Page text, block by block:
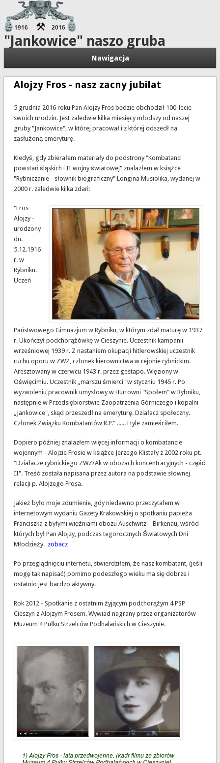
"Jankowice" naszo gruba
Nawigacja
Alojzy Fros - nasz zacny jubilat
5 grudnia 2016 roku Pan Alojzy Fros będzie obchodził 100-lecie
swoich urodzin. Jest zaledwie kilka miesięcy młodszy od naszej
gruby "Jankowice", w której pracował i z której odszedł na
zasłużoną emeryturę.
Kiedyś, gdy zbierałem materiały do podstrony "Kombatanci
powstań śląskich i II wojny światowej" znalazłem w książce
"Rybniczanie - słownik biograficzny" Longina Musiolika, wydanej w
2000 r. zaledwie kilka zdań:
"Fros
Alojzy -
urodzony
dn.
5.12.1916
r. w
Rybniku.
Uczeń
Państwowego Gimnazjum w Rybniku, w którym zdał maturę w 1937
r. Ukończył podchorążówkę w Cieszynie. Uczestnik kampanii
wrześniowej 1939 r. Z nastaniem okupacji hitlerowskiej uczestnik
ruchu oporu w ZWZ, członek kierownictwa w rejonie rybnickim.
Aresztowany w czerwcu 1943 r. przez gestapo. Więziony w
Oświęcimiu. Uczestnik „marszu śmierci" w styczniu 1945 r. Po
wyzwoleniu pracownik umysłowy w Hurtowni "Społem" w Rybniku,
następnie w Przedsiębiorstwie Zaopatrzenia Górniczego i kopalni
„Jankowice", skąd przeszedł na emeryturę. Działacz społeczny.
Członek Związku Kombatantów R.P." ...... i tyle zamieściłem.
Dopiero później znalazłem więcej informacji o kombatancie
wojennym - Alojzie Frosie w książce Jerzego Klistały z 2002 roku pt.
"Działacze rybnickiego ZWZ/Ak w obozach koncentracyjnych - część
II". Treść została napisana przez autora na podstawie słownej
relacji p. Alojzego Frosa.
Jakież było moje zdumienie, gdy niedawno przeczytałem w
internetowym wydaniu Gazety Krakowskiej o spotkaniu papieża
Franciszka z byłymi więźniami obozu Auschwitz – Birkenau, wśród
których był Pan Alojzy, podczas tegorocznych Światowych Dni
Młodzieży. zobacz
Po przeglądnięciu internetu, stwierdziłem, że nasz kombatant, (jeśli
mogę tak napisać) pomimo podeszłego wieku ma się dobrze i
ostatnio jest bardzo aktywny.
Rok 2012 - Spotkanie z ostatnim żyjącym podchorążym 4 PSP
Cieszyn z Alojzym Frosem. Wywiad nagrany przez organizatorów
Muzeum 4 Pułku Strzelców Podhalańskich w Cieszynie.